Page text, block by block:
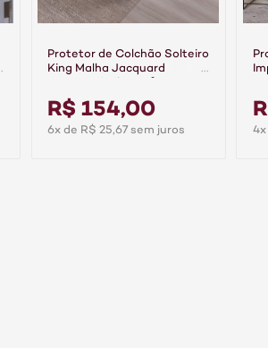
Protetor de Colchão Solteiro
King Malha Jacquard
R$ 154,00
6x de R$ 25,67 sem juros 4x